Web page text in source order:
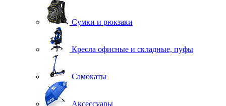
Сумки и рюкзаки
Кресла офисные и складные, пуфы
Самокаты
Аксессуары